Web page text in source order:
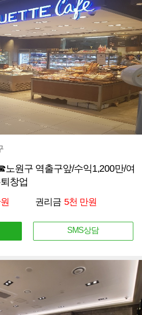
원구 역출구앞/수익1,200만/여
창업
권리금 5천 만원
SMS상담